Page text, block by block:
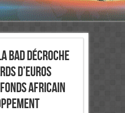
BAD décroche
d’euros
africain